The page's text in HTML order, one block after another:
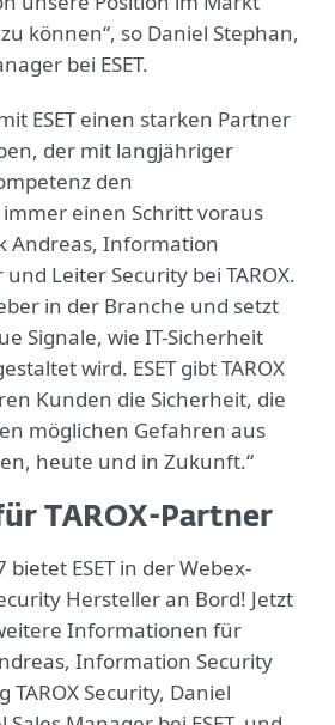
können“, so Daniel Stephan,
bei ESET.
ESET einen starken Partner
der mit langjähriger
den
einen Schritt voraus
Andreas, Information
Leiter Security bei TAROX.
in der Branche und setzt
Signale, wie IT-Sicherheit
wird. ESET gibt TAROX
Kunden die Sicherheit, die
möglichen Gefahren aus
heute und in Zukunft.“
TAROX-Partner
ESET in der Webex-
Hersteller an Bord! Jetzt
Informationen für
Information Security
TAROX Security, Daniel